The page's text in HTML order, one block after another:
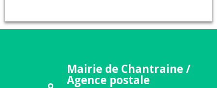
Mairie de Chantraine /
Agence postale